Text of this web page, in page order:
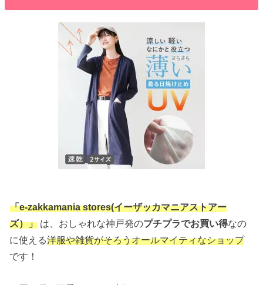
「e-zakkamania stores(イーザッカマニアストアー
ズ）」 は、おしゃれな神戸発のプチプラでお買い得なの
に使える洋服や雑貨がそろうオールマイティなショップ
です！